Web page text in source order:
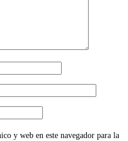
y web en este navegador para la